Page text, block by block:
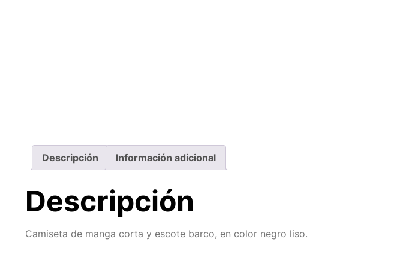
Descripción Información adicional
Descripción
Camiseta de manga corta y escote barco, en color negro liso.